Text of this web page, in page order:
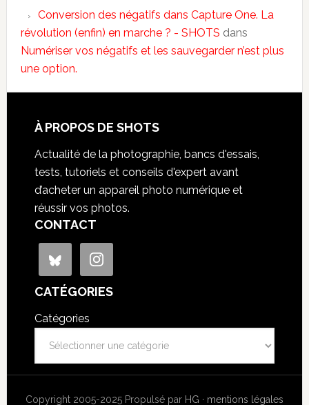
Conversion des négatifs dans Capture One. La
révolution (enfin) en marche ? - SHOTS dans
Numériser vos négatifs et les sauvegarder n’est plus
une option.
À PROPOS DE SHOTS
Actualité de la photographie, bancs d'essais,
tests, tutoriels et conseils d'expert avant
d’acheter un appareil photo numérique et
réussir vos photos.
CONTACT
CATÉGORIES
Catégories
Copyright 2005-2025 Propulsé par HG · mentions légales